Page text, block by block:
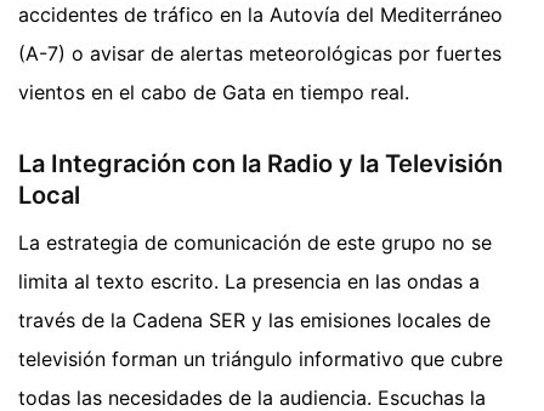
accidentes de tráfico en la Autovía del Mediterráneo
(A-7) o avisar de alertas meteorológicas por fuertes
vientos en el cabo de Gata en tiempo real.
La Integración con la Radio y la Televisión
Local
La estrategia de comunicación de este grupo no se
limita al texto escrito. La presencia en las ondas a
través de la Cadena SER y las emisiones locales de
televisión forman un triángulo informativo que cubre
todas las necesidades de la audiencia. Escuchas la